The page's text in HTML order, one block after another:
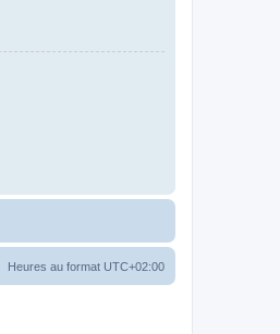
Heures au format UTC+02:00